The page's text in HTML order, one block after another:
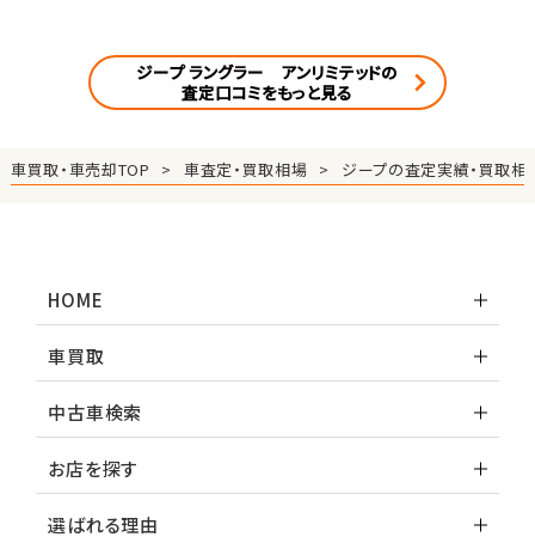
ジープ ラングラー アンリミテッドの
査定口コミをもっと見る
車買取・車売却TOP 車査定・買取相場 ジープの査定実績・買取相
HOME
車買取
中古車検索
お店を探す
選ばれる理由